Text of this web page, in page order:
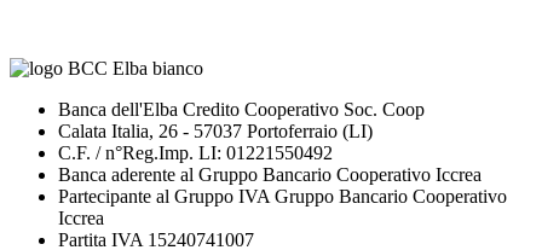
Banca dell'Elba Credito Cooperativo Soc. Coop
Calata Italia, 26 - 57037 Portoferraio (LI)
C.F. / n°Reg.Imp. LI: 01221550492
Banca aderente al Gruppo Bancario Cooperativo Iccrea
Partecipante al Gruppo IVA Gruppo Bancario Cooperativo
Iccrea
Partita IVA 15240741007